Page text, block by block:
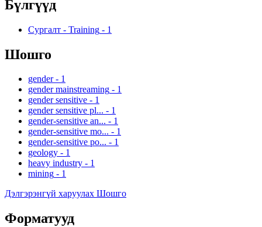
Бүлгүүд
Сургалт - Training - 1
Шошго
gender - 1
gender mainstreaming - 1
gender sensitive - 1
gender sensitive pl... - 1
gender-sensitive an... - 1
gender-sensitive mo... - 1
gender-sensitive po... - 1
geology - 1
heavy industry - 1
mining - 1
Дэлгэрэнгүй харуулах Шошго
Форматууд